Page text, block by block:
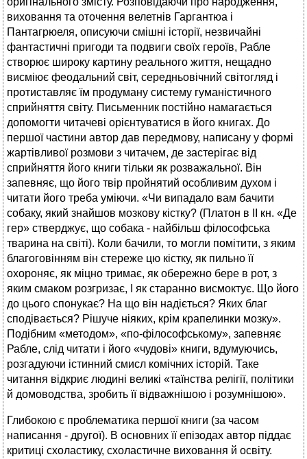
виховання та оточення велетнів Гаргантюа і
Пантагрюеля, описуючи смішні історії, незвичайні
фантастичні пригоди та подвиги своїх героїв, Рабле
створює широку картину реального життя, нещадно
висміює феодальний світ, середньовічний світогляд і
протиставляє їм продуману систему гуманістичного
сприйняття світу. Письменник постійно намагається
допомогти читачеві орієнтуватися в його книгах. До
першої частини автор дав передмову, написану у формі
жартівливої розмови з читачем, де застерігає від
сприйняття його книги тільки як розважальної. Він
запевняє, що його твір пройнятий особливим духом і
читати його треба уміючи. «Чи випадало вам бачити
собаку, який знайшов мозкову кістку? (Платон в II кн. «Де
гер» стверджує, що собака - найбільш філософська
тварина на світі). Коли бачили, то могли помітити, з яким
благоговінням він стереже цю кістку, як пильно її
охороняє, як міцно тримає, як обережно бере в рот, з
яким смаком розгризає, І як старанно висмоктує. Що його
до цього спонукає? На що він надіється? Яких благ
сподівається? Рішуче ніяких, крім крапелинки мозку».
Подібним «методом», «по-філософському», запевняє
Рабле, слід читати і його «чудові» книги, вдумуючись,
розгадуючи істинний смисл комічних історій. Таке
читання відкриє людині великі «таїнства релігії, політики
й домоводства, зробить її відважнішою і розумнішою».
Глибокою є проблематика першої книги (за часом
написання - другої). В основних її епізодах автор піддає
критиці схоластику, схоластичне виховання й освіту.